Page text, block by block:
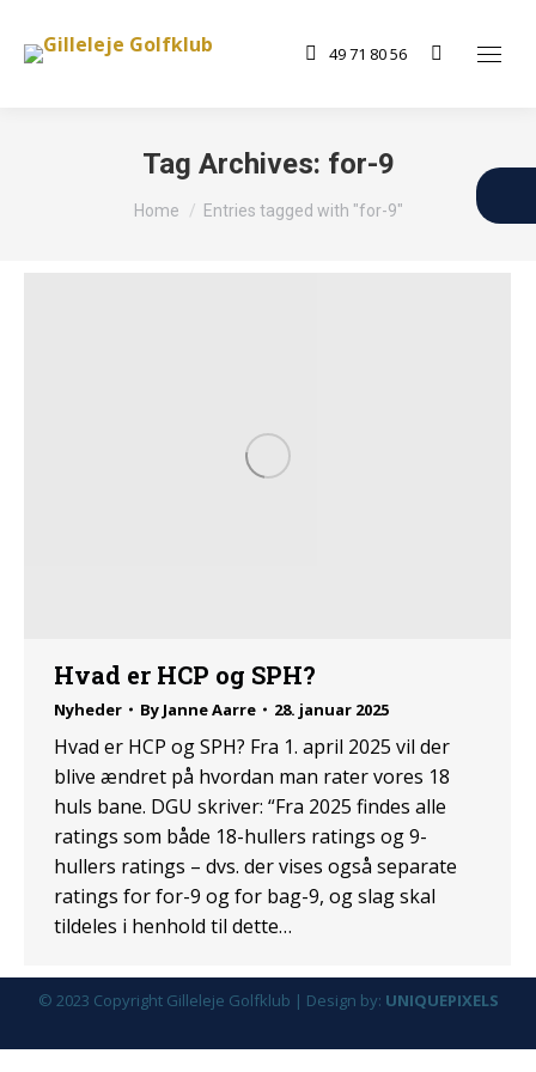
49 71 80 56 Search:
Tag Archives: for-9
You are here:
Home Entries tagged with "for-9"
Hvad er HCP og SPH?
Nyheder By Janne Aarre 28. januar 2025
Hvad er HCP og SPH? Fra 1. april 2025 vil der
blive ændret på hvordan man rater vores 18
huls bane. DGU skriver: “Fra 2025 findes alle
ratings som både 18-hullers ratings og 9-
hullers ratings – dvs. der vises også separate
ratings for for-9 og for bag-9, og slag skal
tildeles i henhold til dette…
© 2023 Copyright Gilleleje Golfklub | Design by: UNIQUEPIXELS